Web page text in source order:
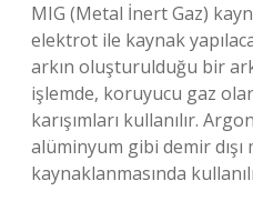
MIG (Metal İnert Gaz)
elektrot ile kaynak
arkın oluşturulduğu bir
işlemde, koruyucu gaz
karışımları kullanılır.
alüminyum gibi demir
kaynaklanmasında